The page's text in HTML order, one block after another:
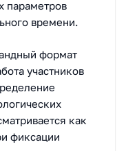
параметров
времени.
формат
участников
как
фиксации